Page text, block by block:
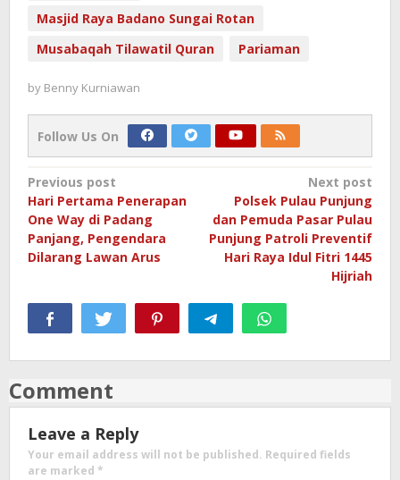
Masjid Raya Badano Sungai Rotan
Musabaqah Tilawatil Quran
Pariaman
by Benny Kurniawan
Follow Us On
Post
navigation
Previous post
Hari Pertama Penerapan
One Way di Padang
Panjang, Pengendara
Dilarang Lawan Arus
Next post
Polsek Pulau Punjung
dan Pemuda Pasar Pulau
Punjung Patroli Preventif
Hari Raya Idul Fitri 1445
Hijriah
Comment
Leave a Reply
Your email address will not be published. Required fields
are marked *